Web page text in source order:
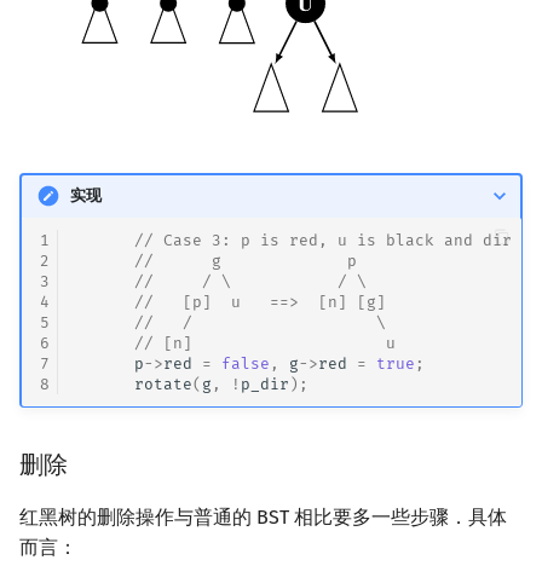
实现
1
2
3
4
5
6
7
8
// Case 3: p is red, u is black and dir
//      g             p
//     / \           / \
      //   [p]  u   ==>  [n] [g]
//   /                   \
      // [n]                    u
p->red = false , g->red = true ;
rotate( g , ! p_dir );
删除
红黑树的删除操作与普通的 BST 相比要多一些步骤．具体
而言：